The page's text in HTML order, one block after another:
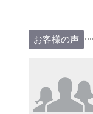
お客様の声